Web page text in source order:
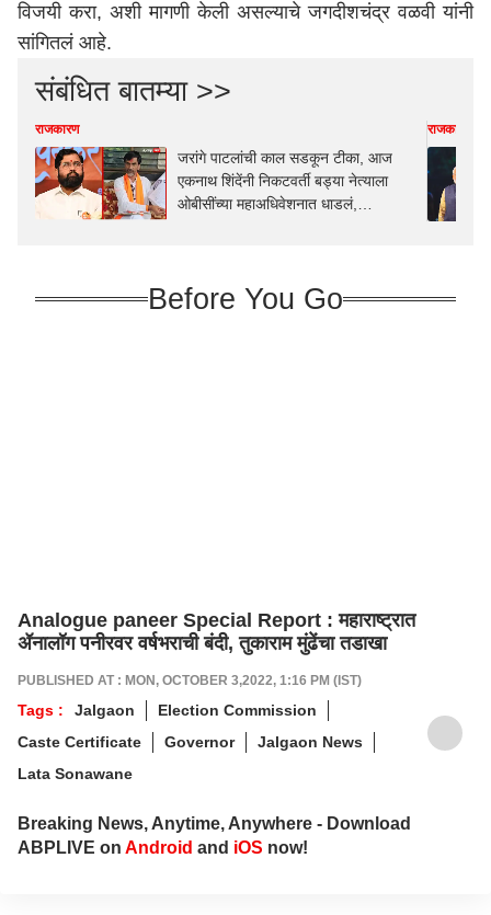
विजयी करा, अशी मागणी केली असल्याचे जगदीशचंद्र वळवी यांनी
सांगितलं आहे.
संबंधित बातम्या >>
राजकारण
जरांगे पाटलांची काल सडकून टीका, आज
एकनाथ शिंदेंनी निकटवर्ती बड्या नेत्याला
ओबीसींच्या महाअधिवेशनात धाडलं,
राजकारण
Before You Go
Analogue paneer Special Report : महाराष्ट्रात
ॲनालॉग पनीरवर वर्षभराची बंदी, तुकाराम मुंढेंचा तडाखा
PUBLISHED AT : MON, OCTOBER 3,2022, 1:16 PM (IST)
Tags : Jalgaon
Election Commission
Caste Certificate
Governor
Jalgaon News
Lata Sonawane
Breaking News, Anytime, Anywhere - Download
ABPLIVE on Android and iOS now!